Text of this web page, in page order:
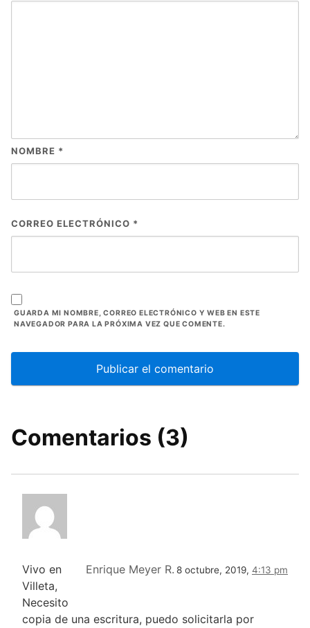
NOMBRE *
CORREO ELECTRÓNICO *
GUARDA MI NOMBRE, CORREO ELECTRÓNICO Y WEB EN ESTE
NAVEGADOR PARA LA PRÓXIMA VEZ QUE COMENTE.
Comentarios (3)
Enrique Meyer R. 8 octubre, 2019, 4:13 pm
Vivo en
Villeta,
Necesito
copia de una escritura, puedo solicitarla por